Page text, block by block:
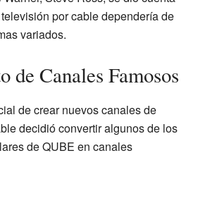
por cable dependería de
variados.
de Canales Famosos
de crear nuevos canales de
decidió convertir algunos de los
de QUBE en canales